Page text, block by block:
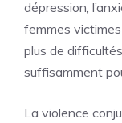
dépression,
femmes
plus de
suffisamment
La violence